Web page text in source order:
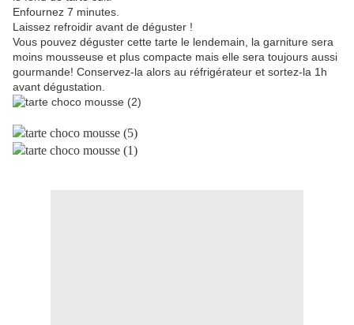
Enfournez 7 minutes.
Laissez refroidir avant de déguster !
Vous pouvez déguster cette tarte le lendemain, la garniture sera
moins mousseuse et plus compacte mais elle sera toujours aussi
gourmande! Conservez-la alors au réfrigérateur et sortez-la 1h
avant dégustation.